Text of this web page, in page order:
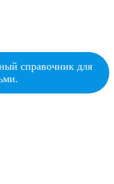
справочник для